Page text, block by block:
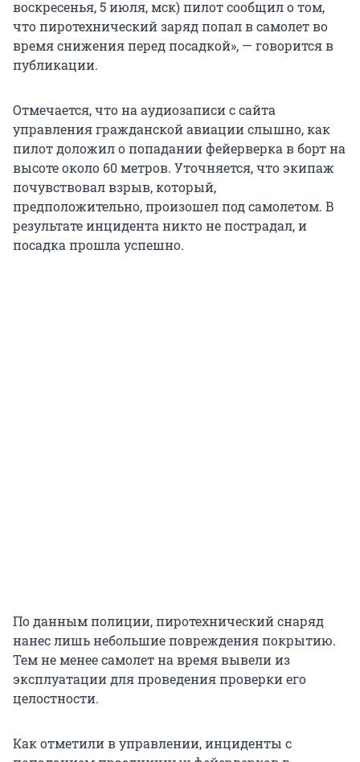
воскресенья, 5 июля, мск) пилот сообщил о том,
что пиротехнический заряд попал в самолет во
время снижения перед посадкой», — говорится в
публикации.
Отмечается, что на аудиозаписи с сайта
управления гражданской авиации слышно, как
пилот доложил о попадании фейерверка в борт на
высоте около 60 метров. Уточняется, что экипаж
почувствовал взрыв, который,
предположительно, произошел под самолетом. В
результате инцидента никто не пострадал, и
посадка прошла успешно.
По данным полиции, пиротехнический снаряд
нанес лишь небольшие повреждения покрытию.
Тем не менее самолет на время вывели из
эксплуатации для проведения проверки его
целостности.
Как отметили в управлении, инциденты с